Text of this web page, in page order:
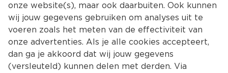
onze website(s), maar ook daarbuiten. Ook kunnen
wij jouw gegevens gebruiken om analyses uit te
voeren zoals het meten van de effectiviteit van
onze advertenties. Als je alle cookies accepteert,
dan ga je akkoord dat wij jouw gegevens
(versleuteld) kunnen delen met derden. Via